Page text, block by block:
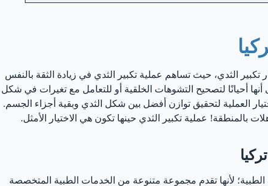
تكبير الثدي، حيث تساهم عملية تكبير الثدي في زيادة الثقة بالنفس
أحيانًا لتصحيح التشوهات الخلقية أو للتعامل مع تغيرات في شكل
العملية لتحقيق توازن أفضل بين شكل الثدي وبقية أجزاء الجسم.
بالمنطقة! عملية تكبير الثدي حينها تكون هي الاختيار الأمثل.
لأنها تقدم مجموعة متنوعة من الخدمات الطبية المتخصصة